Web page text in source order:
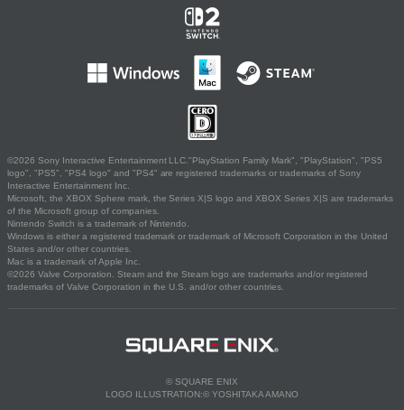
©2026 Sony Interactive Entertainment LLC."PlayStation Family Mark", "PlayStation", "PS5
logo", "PS5", "PS4 logo" and "PS4" are registered trademarks or trademarks of Sony
Interactive Entertainment Inc.
Microsoft, the XBOX Sphere mark, the Series X|S logo and XBOX Series X|S are trademarks
of the Microsoft group of companies.
Nintendo Switch is a trademark of Nintendo.
Windows is either a registered trademark or trademark of Microsoft Corporation in the United
States and/or other countries.
Mac is a trademark of Apple Inc.
©2026 Valve Corporation. Steam and the Steam logo are trademarks and/or registered
trademarks of Valve Corporation in the U.S. and/or other countries.
© SQUARE ENIX
LOGO ILLUSTRATION:© YOSHITAKA AMANO